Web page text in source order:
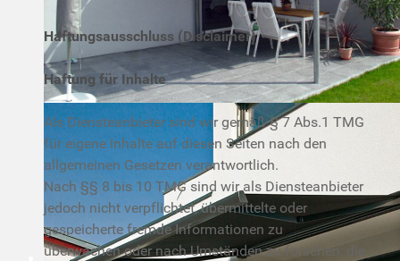
Haftungsausschluss (Disclaimer)
Haftung für Inhalte
Als Diensteanbieter sind wir gemäß § 7 Abs.1 TMG
für eigene Inhalte auf diesen Seiten nach den
allgemeinen Gesetzen verantwortlich.
Nach §§ 8 bis 10 TMG sind wir als Diensteanbieter
jedoch nicht verpflichtet, übermittelte oder
gespeicherte fremde Informationen zu
überwachen oder nach Umständen zu forschen, die